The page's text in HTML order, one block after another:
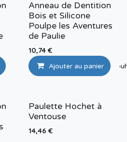
Ajouter à la liste de
Anneau de Dentition
Bois et Silicone
Poulpe les Aventures
de Paulie
10,74€
Ajouter au panier
Paulette Hochet à
Ventouse
14,46 €